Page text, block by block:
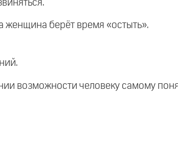
женщина берёт время «остыть».
возможности человеку самому